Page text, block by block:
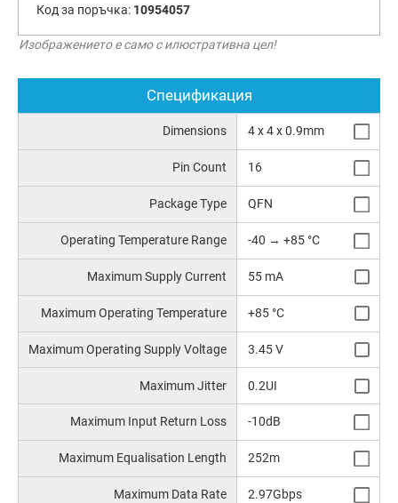
Код за поръчка: 10954057
Изображението е само с илюстративна цел!
Спецификация
Dimensions 4 x 4 x 0.9mm
Pin Count 16
Package Type QFN
Operating Temperature Range -40 → +85 °C
Maximum Supply Current 55 mA
Maximum Operating Temperature +85 °C
Maximum Operating Supply Voltage 3.45 V
Maximum Jitter 0.2UI
Maximum Input Return Loss -10dB
Maximum Equalisation Length 252m
Maximum Data Rate 2.97Gbps